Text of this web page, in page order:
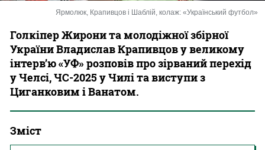
Ярмолюк, Крапивцов і Шаблій, колаж: «Український футбол»
Голкіпер Жирони та молодіжної збірної
України Владислав Крапивцов у великому
інтерв’ю «УФ» розповів про зірваний перехід
у Челсі, ЧС-2025 у Чилі та виступи з
Циганковим і Ванатом.
Зміст